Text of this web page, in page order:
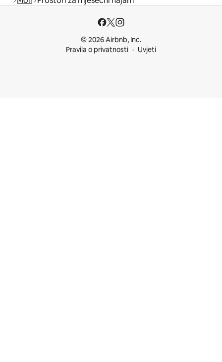
© 2026 Airbnb, Inc.
Pravila o privatnosti
Uvjeti